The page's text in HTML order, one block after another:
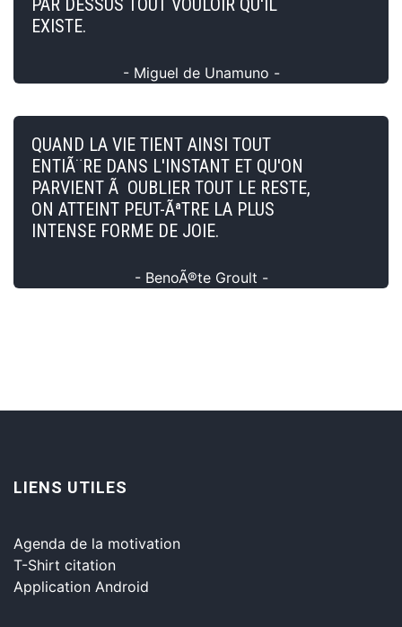
EXISTE.
- Miguel de Unamuno -
QUAND LA VIE TIENT AINSI TOUT
ENTIÃ¨RE DANS L'INSTANT ET QU'ON
PARVIENT Ã OUBLIER TOUT LE RESTE,
ON ATTEINT PEUT-ÃªTRE LA PLUS
INTENSE FORME DE JOIE.
- BenoÃ®te Groult -
LIENS UTILES
Agenda de la motivation
T-Shirt citation
Application Android